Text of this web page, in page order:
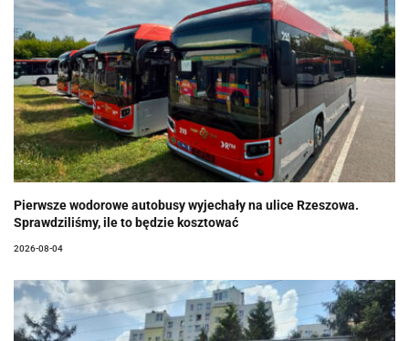
Pierwsze wodorowe autobusy wyjechały na ulice Rzeszowa.
Sprawdziliśmy, ile to będzie kosztować
2026-08-04